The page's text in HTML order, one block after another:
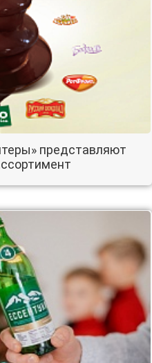
представляют